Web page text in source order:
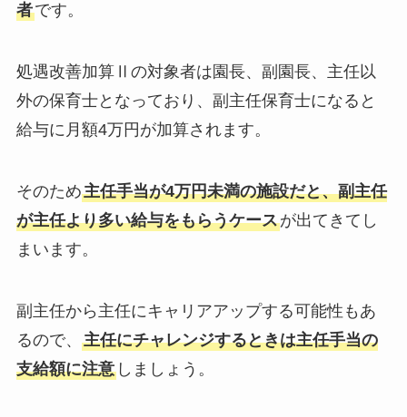
者です。
処遇改善加算Ⅱの対象者は園長、副園長、主任以
外の保育士となっており、副主任保育士になると
給与に月額4万円が加算されます。
そのため主任手当が4万円未満の施設だと、副主任
が主任より多い給与をもらうケースが出てきてし
まいます。
副主任から主任にキャリアアップする可能性もあ
るので、 主任にチャレンジするときは主任手当の
支給額に注意しましょう。